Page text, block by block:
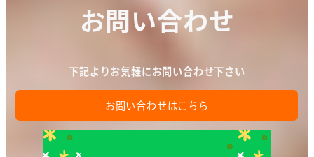
お問い合わせ
下記よりお気軽にお問い合わせ下さい
お問い合わせはこちら